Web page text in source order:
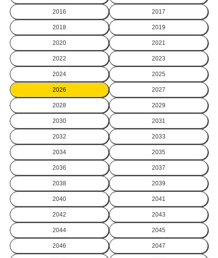
2016 2017
2018 2019
2020 2021
2022 2023
2024 2025
2026 2027
2028 2029
2030 2031
2032 2033
2034 2035
2036 2037
2038 2039
2040 2041
2042 2043
2044 2045
2046 2047